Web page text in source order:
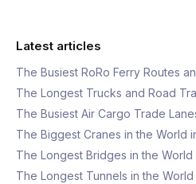
Latest articles
The Busiest RoRo Ferry Routes
The Longest Trucks and Road
The Busiest Air Cargo Trade
The Biggest Cranes in the World
The Longest Bridges in the
The Longest Tunnels in the